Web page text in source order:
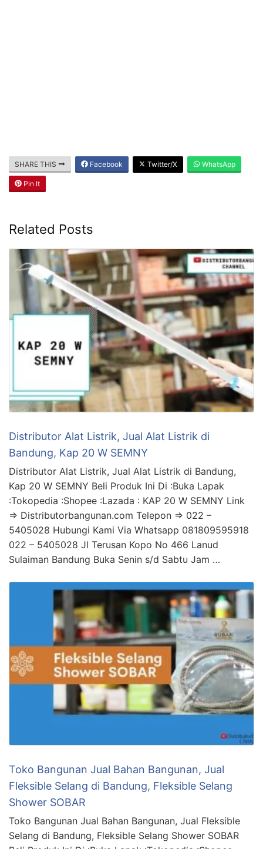
SHARE THIS Facebook Twitter/X WhatsApp
Pin It
Related Posts
Distributor Alat Listrik, Jual Alat Listrik di
Bandung, Kap 20 W SEMNY
Distributor Alat Listrik, Jual Alat Listrik di Bandung,
Kap 20 W SEMNY Beli Produk Ini Di :Buka Lapak
:Tokopedia :Shopee :Lazada : KAP 20 W SEMNY Link
=> Distributorbangunan.com Telepon => 022 –
5405028 Hubungi Kami Via Whatsapp 081809595918
022 – 5405028 Jl Terusan Kopo No 466 Lanud
Sulaiman Bandung Buka Senin s/d Sabtu Jam …
Toko Bangunan Jual Bahan Bangunan, Jual
Fleksible Selang di Bandung, Fleksible Selang
Shower SOBAR
Toko Bangunan Jual Bahan Bangunan, Jual Fleksible
Selang di Bandung, Fleksible Selang Shower SOBAR